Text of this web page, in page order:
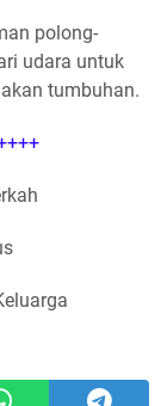
polong-
udara untuk
tumbuhan.